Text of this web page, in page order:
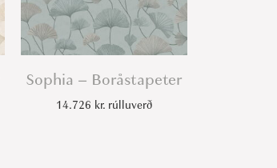
Sophia – Boråstapeter
14.726 kr. rúlluverð